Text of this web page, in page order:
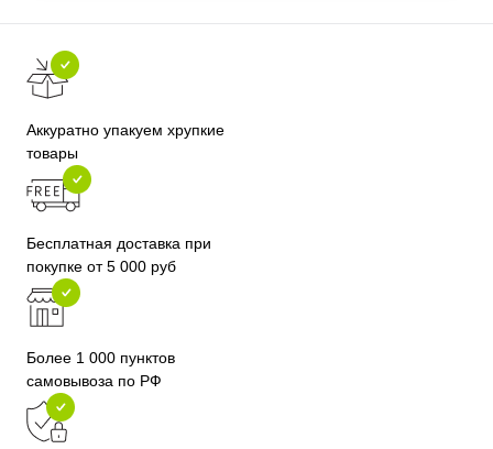
Аккуратно упакуем хрупкие
товары
Бесплатная доставка при
покупке от 5 000 руб
Более 1 000 пунктов
самовывоза по РФ